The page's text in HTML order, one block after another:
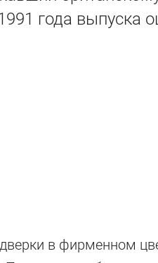
года выпуска
в фирменном